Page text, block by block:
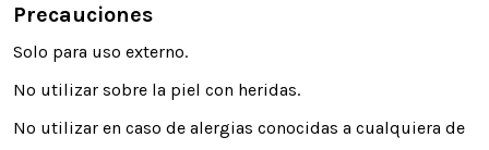
Precauciones
Solo para uso externo.
No utilizar sobre la piel con heridas.
No utilizar en caso de alergias conocidas a cualquiera de